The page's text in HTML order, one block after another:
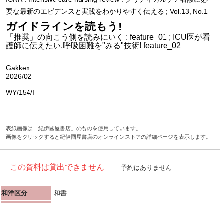
要な最新のエビデンスと実践をわかりやすく伝える ; Vol.13, No.1
ガイドラインを読もう!
「推奨」の向こう側を読みにいく : feature_01 ; ICU医が看
護師に伝えたい,呼吸困難を"みる"技術! feature_02
Gakken
2026/02
WY/154/I
表紙画像は「紀伊國屋書店」のものを使用しています。
画像をクリックすると紀伊國屋書店のオンラインストアの詳細ページを表示します。
この資料は貸出できません 予約はありません
和洋区分 和書